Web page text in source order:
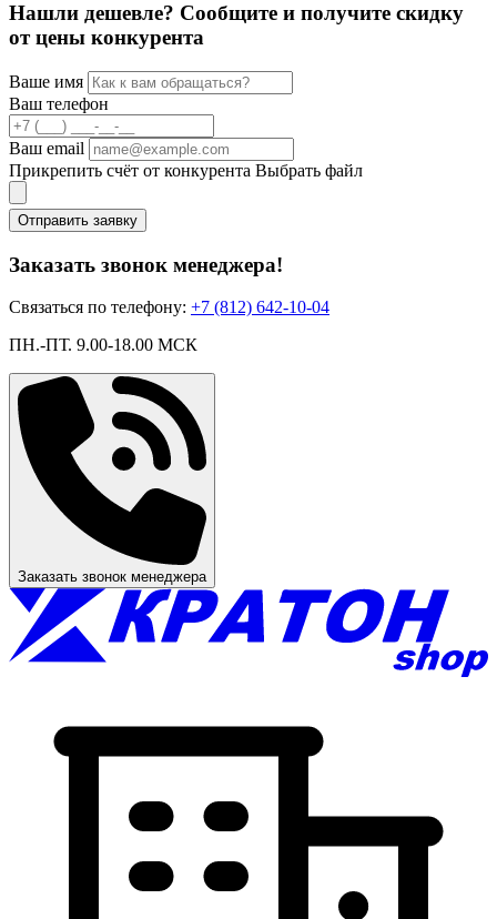
Нашли дешевле? Сообщите и получите скидку
от цены конкурента
Ваше имя
Ваш телефон
Ваш email
Прикрепить счёт от конкурента Выбрать файл
Отправить заявку
Заказать звонок менеджера!
Связаться по телефону: +7 (812) 642-10-04
ПН.-ПТ. 9.00-18.00 МСК
Заказать звонок менеджера